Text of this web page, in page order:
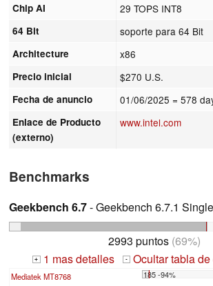
Chip AI 29 TOPS INT8
64 Bit soporte para 64 Bit
Architecture x86
Precio inicial $270 U.S.
Fecha de anuncio 01/06/2025 = 578
Enlace de Producto
(externo)
www.intel.com
Benchmarks
Geekbench 6.7- Geekbench 6.7.1
2993 puntos (69%)
+ 1 mas detalles - Ocultar tabla
Mediatek MT8768 185 -94%